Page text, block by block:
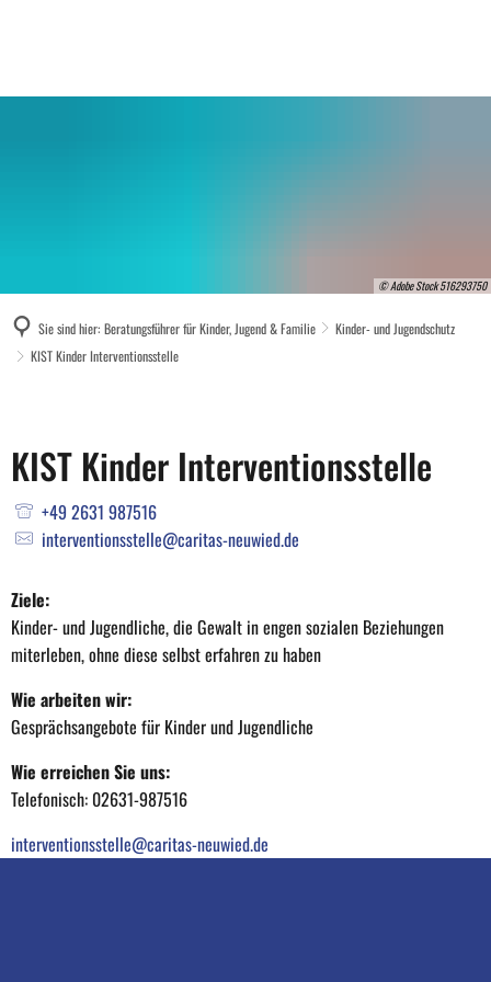
© Adobe Stock 516293750
Sie sind hier: Beratungsführer für Kinder, Jugend & Familie
Kinder- und Jugendschutz
KIST Kinder Interventionsstelle
Kinder
Interventionsstelle
KIST Kinder Interventionsstelle
+49 2631 987516
interventionsstelle@caritas-neuwied.de
Ziele:
Kinder- und Jugendliche, die Gewalt in engen sozialen Beziehungen
miterleben, ohne diese selbst erfahren zu haben
Wie arbeiten wir:
Gesprächsangebote für Kinder und Jugendliche
Wie erreichen Sie uns:
Telefonisch: 02631-987516
interventionsstelle@caritas-neuwied.de